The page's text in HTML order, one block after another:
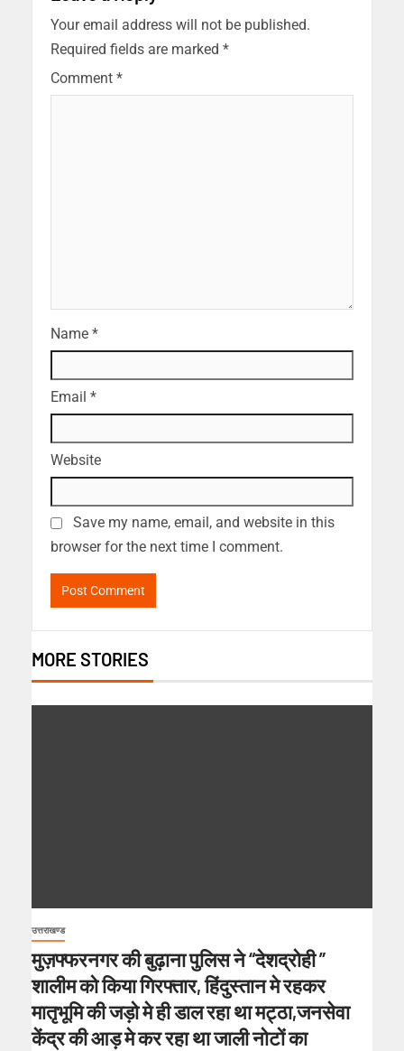
Your email address will not be published.
Required fields are marked *
Comment *
Name *
Email *
Website
Save my name, email, and website in this
browser for the next time I comment.
MORE STORIES
उत्तराखण्ड
मुज़फ्फरनगर की बुढ़ाना पुलिस ने “देशद्रोही ”
शालीम को किया गिरफ्तार, हिंदुस्तान मे रहकर
मातृभूमि की जड़ो मे ही डाल रहा था मट्ठा,जनसेवा
केंद्र की आड़ मे कर रहा था जाली नोटों का